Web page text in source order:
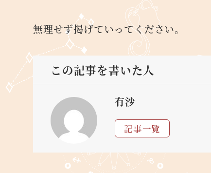
無理せず掲げていってください。
この記事を書いた人
有沙
記事一覧